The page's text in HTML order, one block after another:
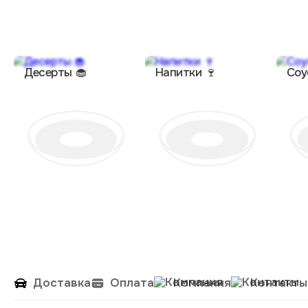
Десерты 🧁 Напитки 🍷
Доставка Оплата Компания Контакты